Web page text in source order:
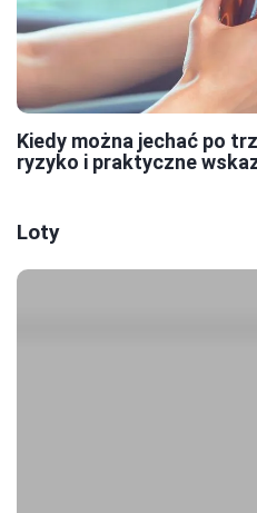
Kiedy można jechać po
ryzyko i praktyczne
Loty